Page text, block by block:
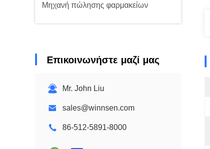
Μηχανή πώλησης φαρμακείων
Επικοινωνήστε μαζί μας
Mr. John Liu
sales@winnsen.com
86-512-5891-8000